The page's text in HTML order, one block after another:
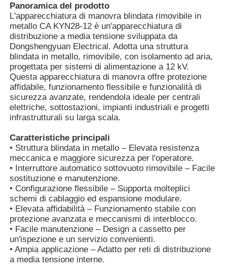
Casa
Prodotti
Panoramica del prodotto
L'apparecchiatura di manovra blindata rimovibile in
metallo CA KYN28-12 è un'apparecchiatura di
distribuzione a media tensione sviluppata da
Dongshengyuan Electrical. Adotta una struttura
blindata in metallo, rimovibile, con isolamento ad aria,
progettata per sistemi di alimentazione a 12 kV.
Questa apparecchiatura di manovra offre protezione
affidabile, funzionamento flessibile e funzionalità di
sicurezza avanzate, rendendola ideale per centrali
elettriche, sottostazioni, impianti industriali e progetti
infrastrutturali su larga scala.
Caratteristiche principali
• Struttura blindata in metallo – Elevata resistenza
meccanica e maggiore sicurezza per l'operatore.
• Interruttore automatico sottovuoto rimovibile – Facile
sostituzione e manutenzione.
• Configurazione flessibile – Supporta molteplici
schemi di cablaggio ed espansione modulare.
• Elevata affidabilità – Funzionamento stabile con
protezione avanzata e meccanismi di interblocco.
• Facile manutenzione – Design a cassetto per
un'ispezione e un servizio convenienti.
• Ampia applicazione – Adatto per reti di distribuzione
a media tensione interne.